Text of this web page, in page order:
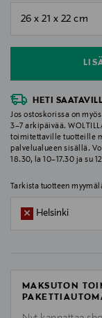
null
HETI
Jos ostoskorissa on
3–7 arkipäivää.
toimitettaville tuotteille
palvelualueen sisällä.
18.30, la 10–17.30 ja su
Tarkista tuotteen
Helsinki
MAKSUTON